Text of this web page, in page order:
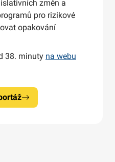
změn a
pro rizikové
opakování
38. minuty na webu